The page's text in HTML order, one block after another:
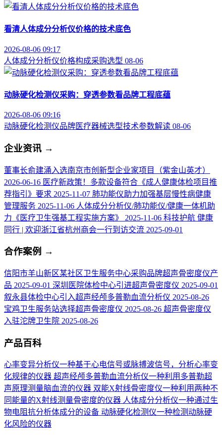
看清人体成分分析仪价格的技术底色
2026-08-06 09:17
人体成分分析仪价格构成采购选型 08-06
动脉硬化检测仪采购：穿透参数看品牌工程底蕴
2026-08-06 09:16
动脉硬化检测仪品牌医疗器械选型技术参数解读 08-06
企业资讯 →
董事长俞建涌入选南京市创新型企业家项目（紫金山英才）
2026-06-16 医疗新政策！多款设备符合《成人健康体检项目推
荐指引》要求 2025-11-07 肺功能仪助力加强基层慢性病健康
管理服务 2025-11-06 人体成分分析仪/肺功能仪/健康一体机助
力《医疗卫生强基工程实施方案》
2025-11-06 科技护航 健康
同行 | 欢迎浙江省杭州商会一行到访交流 2025-09-01
合作案例 →
信阳市羊山新区某社区卫生服务中心采购品牌超声骨密度仪产
品 2025-09-01 深圳医院体检中心引进超声骨密度仪 2025-09-01
叙永县体检中心引入超声经颅多普勒血流分析仪 2025-08-26
宝鸡卫生服务站选择超声骨密度仪 2025-08-26 超声骨密度仪
入驻沱牌卫生院 2025-08-26
产品百科
心率变异分析仪一种基于心电信号或脉搏波信号，分析心率变
化规律的仪器 超声经颅多普勒血流分析仪一种利用多普勒超
声原理测量脑血流的仪器 双能X射线骨密度仪一种利用两种不
同能量的X射线测量骨密度的仪器 人体成分分析仪一种通过生
物电阻抗分析体成分的设备 动脉硬化检测仪一种检测动脉硬
化风险的仪器